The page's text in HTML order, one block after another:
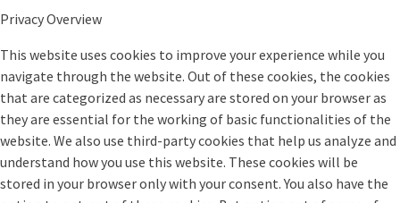
Privacy Overview
This website uses cookies to improve your experience while you
navigate through the website. Out of these cookies, the cookies
that are categorized as necessary are stored on your browser as
they are essential for the working of basic functionalities of the
website. We also use third-party cookies that help us analyze and
understand how you use this website. These cookies will be
stored in your browser only with your consent. You also have the